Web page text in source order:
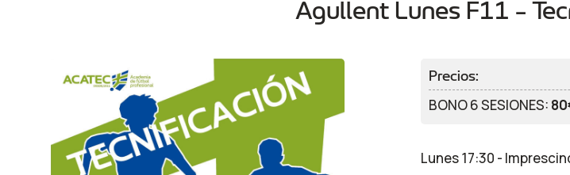
Agullent Lunes F11 -
Precios:
BONO 6 SESIONES:
Lunes 17:30 -